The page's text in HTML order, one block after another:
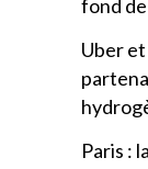
fond
Uber
Paris :